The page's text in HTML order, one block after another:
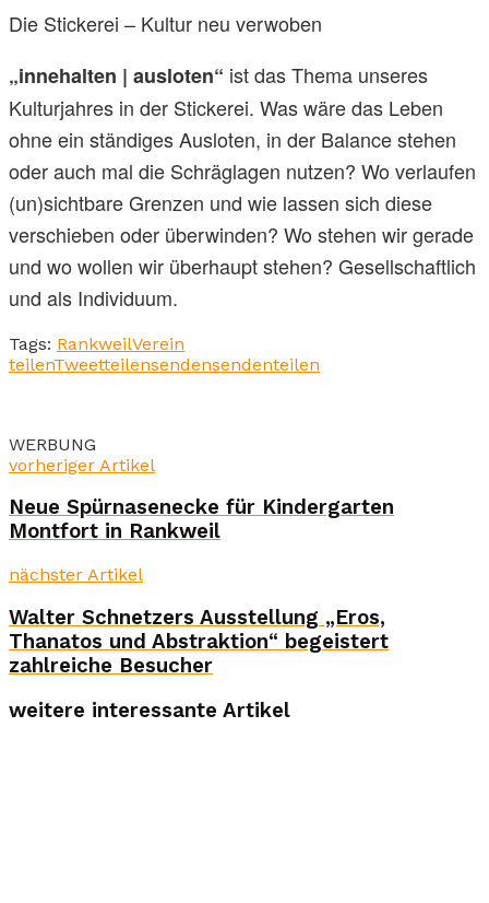
Die Stickerei – Kultur neu verwoben
„innehalten | ausloten“ ist das Thema unseres
Kulturjahres in der Stickerei. Was wäre das Leben
ohne ein ständiges Ausloten, in der Balance stehen
oder auch mal die Schräglagen nutzen? Wo verlaufen
(un)sichtbare Grenzen und wie lassen sich diese
verschieben oder überwinden? Wo stehen wir gerade
und wo wollen wir überhaupt stehen? Gesellschaftlich
und als Individuum.
Tags: RankweilVerein
teilenTweetteilensendensendenteilen
WERBUNG
vorheriger Artikel
Neue Spürnasenecke für Kindergarten
Montfort in Rankweil
nächster Artikel
Walter Schnetzers Ausstellung „Eros,
Thanatos und Abstraktion“ begeistert
zahlreiche Besucher
weitere interessante Artikel